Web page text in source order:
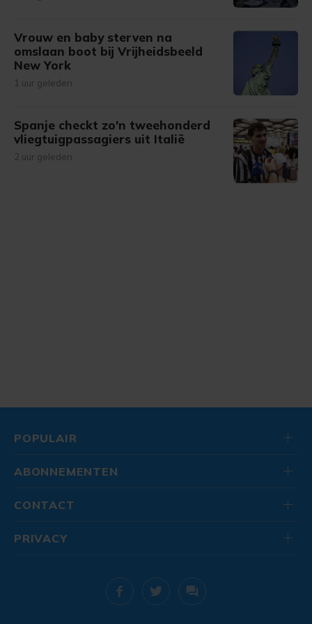
Vrouw en baby sterven na
omslaan boot bij Vrijheidsbeeld
New York
1 uur geleden
Spanje checkt zo'n tweehonderd
vliegtuigpassagiers uit Italië
2 uur geleden
POPULAIR
ABONNEMENTEN
CONTACT
PRIVACY